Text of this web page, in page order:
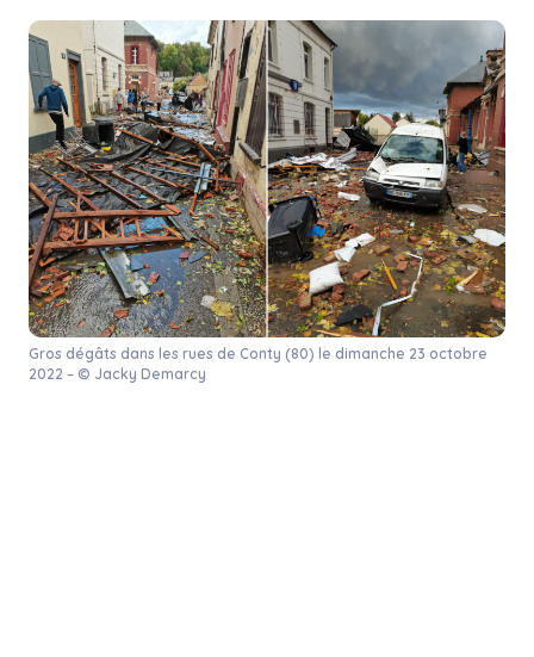
Gros dégâts dans les rues de Conty (80) le dimanche 23 octobre
2022 – © Jacky Demarcy